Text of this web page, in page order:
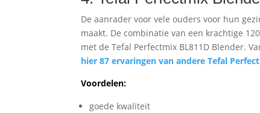
De aanrader voor vele ouders voor hun
maakt. De combinatie van een krachtige
met de Tefal Perfectmix BL811D Blender.
hier 87 ervaringen van andere Tefal
Voordelen:
goede kwaliteit